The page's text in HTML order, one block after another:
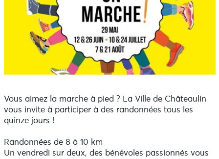
Vous aimez la marche à pied ? La Ville de Châteaulin
vous invite à participer à des randonnées tous les
quinze jours !
Randonnées de 8 à 10 km
Un vendredi sur deux, des bénévoles passionnés vous